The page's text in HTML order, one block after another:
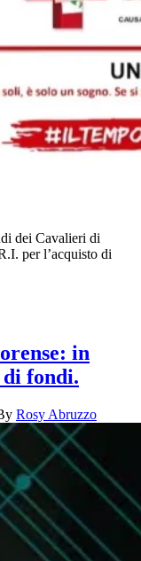
dei Cavalieri di
per l’acquisto di
in
di fondi.
Rosy Abruzzo